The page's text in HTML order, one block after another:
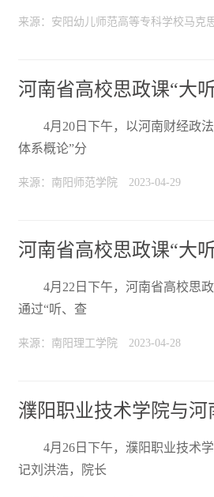
来源：安阳幼儿师范高等专科学校马克
河南省高校思政课“大
4月20日下午，以河南财经政
体系概论”分
来源：南阳师范学院 2023-04-29
河南省高校思政课“大
4月22日下午，河南省高校思
通过“听、查
来源：南阳理工学院 2023-04-28
濮阳职业技术学院与
4月26日下午，濮阳职业技术
记刘洪浩，院长